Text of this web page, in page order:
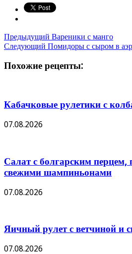
Предыдущий Вареники с манго
Следующий Помидоры с сыром в
Похожие рецепты:
Кабачковые рулетики с
07.08.2026
Салат с болгарским
свежими шампиньонами
07.08.2026
Яичный рулет с ветчиной и
07.08.2026